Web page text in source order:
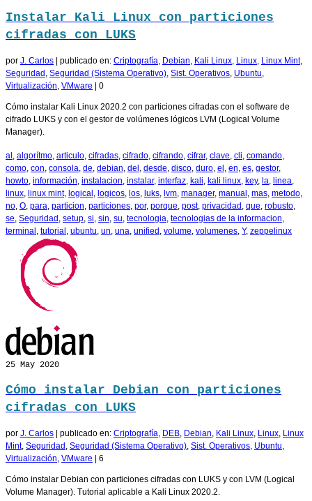
Instalar Kali Linux con particiones
cifradas con LUKS
por J. Carlos | publicado en: Criptografía Debian Kali Linux Linux Linux Mint,
Seguridad Seguridad (Sistema Operativo) Sist. Operativos Ubuntu
Virtualización VMware | 0
Cómo instalar Kali Linux 2020.2 con particiones cifradas con el software de
cifrado LUKS y con el gestor de volúmenes lógicos LVM (Logical Volume
Manager).
al algorítmo articulo cifradas cifrado cifrando cifrar, clave cli comando
como con consola de debian del desde disco duro el en es gestor,
howto información instalacion instalar, interfaz kali kali linux key, la linea
linux linux mint, logical logicos los luks lvm manager, manual mas metodo
no O para particion particiones por, porque post, privacidad que robusto
se Seguridad setup si sin su tecnologia tecnologias de la informacion
terminal tutorial ubuntu un una unified volume volumenes Y, zeppelinux
25 May 2020
Cómo instalar Debian con particiones
cifradas con LUKS
por J. Carlos | publicado en: Criptografía DEB Debian Kali Linux Linux Linux
Mint, Seguridad Seguridad (Sistema Operativo) Sist. Operativos Ubuntu
Virtualización VMware | 6
Cómo instalar Debian con particiones cifradas con LUKS y con LVM (Logical
Volume Manager). Tutorial aplicable a Kali Linux 2020.2.